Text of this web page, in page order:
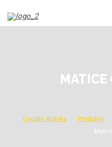
MATICE
Úvodní stránka Produkty